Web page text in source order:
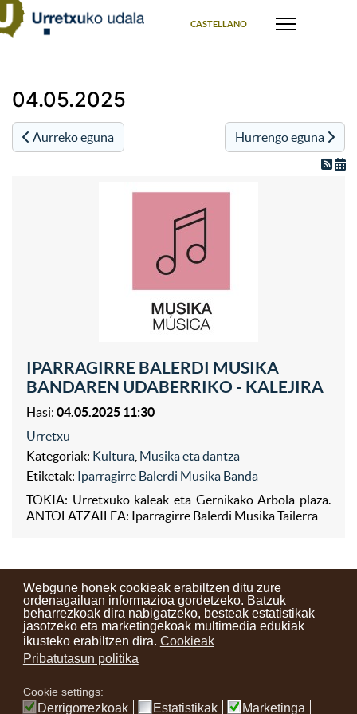
Webgune honek cookieak erabiltzen ditu zure
ordenagailuan informazioa gordetzeko. Batzuk
beharrezkoak dira nabigatzeko, besteak estatistikak
jasotzeko eta marketingekoak multimedia edukiak
ikusteko erabiltzen dira. Cookieak
Pribatutasun politika
Cookie settings:
Derrigorrezkoak Estatistikak Marketinga
CASTELLANO
04.05.2025
Aurreko eguna Hurrengo eguna
IPARRAGIRRE BALERDI MUSIKA
BANDAREN UDABERRIKO - KALEJIRA
Hasi: 04.05.2025 11:30
Urretxu
Kategoriak: Kultura Musika eta dantza
Etiketak: Iparragirre Balerdi Musika Banda
TOKIA: Urretxuko kaleak eta Gernikako Arbola plaza.
ANTOLATZAILEA: Iparragirre Balerdi Musika Tailerra
Kontaktuak Erabilera baldintzak Lege oharra
Berriak
Zure iritzia